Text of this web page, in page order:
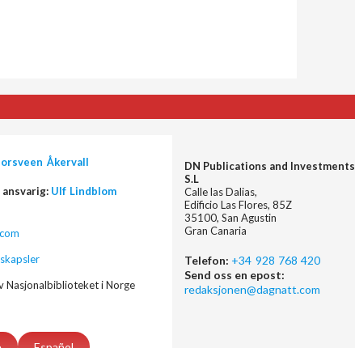
Åkervall
Ulf Lindblom
Nasjonalbiblioteket i Norge
DN Publications and Investments
S.L
Calle las Dalias,
Edificio Las Flores, 85Z
35100, San Agustin
Gran Canaria
Telefon: +34 928 768 420
Send oss en epost:
redaksjonen@dagnatt.com